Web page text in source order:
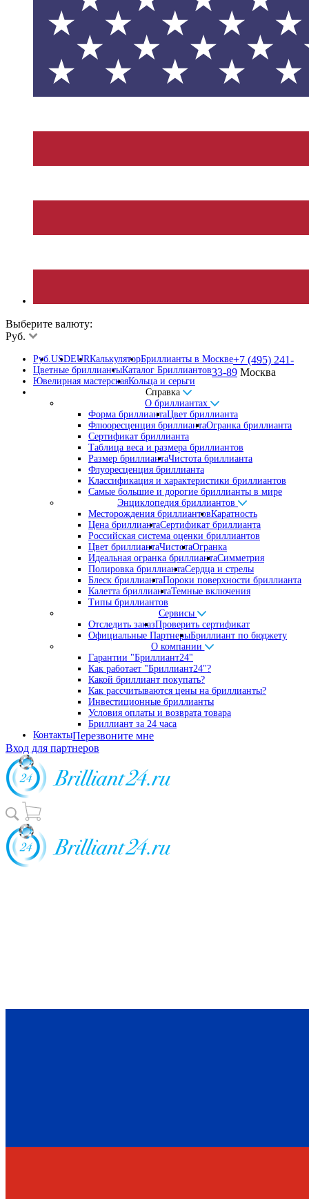
Выберите валюту:
Руб.
Руб.USDEURКалькуляторБриллианты в Москве
Цветные бриллиантыКаталог Бриллиантов
Ювелирная мастерскаяКольца и серьги
Справка
О бриллиантах
Форма бриллиантаЦвет бриллианта
Флюоресценция бриллиантаОгранка бриллианта
Сертификат бриллианта
Таблица веса и размера бриллиантов
Размер бриллиантаЧистота бриллианта
Флуоресценция бриллианта
Классификация и характеристики бриллиантов
Самые большие и дорогие бриллианты в мире
Энциклопедия бриллиантов
Месторождения бриллиантовКаратность
Цена бриллиантаСертификат бриллианта
Российская система оценки бриллиантов
Цвет бриллиантаЧистотаОгранка
Идеальная огранка бриллиантаСимметрия
Полировка бриллиантаСердца и стрелы
Блеск бриллиантаПороки поверхности бриллианта
Калетта бриллиантаТемные включения
Типы бриллиантов
Сервисы
Отследить заказПроверить сертификат
Официальные ПартнерыБриллиант по бюджету
О компании
Гарантии "Бриллиант24"
Как работает "Бриллиант24"?
Какой бриллиант покупать?
Как рассчитываются цены на бриллианты?
Инвестиционные бриллианты
Условия оплаты и возврата товара
Бриллиант за 24 часа
Контакты
+7 (495) 241-
33-89 Москва
Перезвоните мне
Вход для партнеров